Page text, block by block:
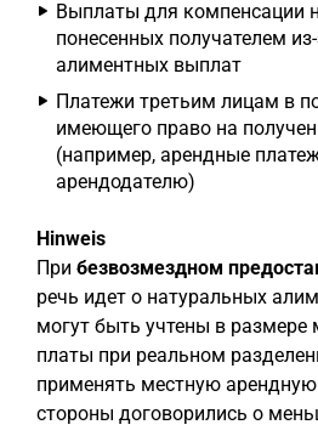
Выплаты для компенсации
понесенных получателем
алиментных выплат
Платежи третьим лицам в
имеющего право на
(например, арендные
арендодателю)
Hinweis
При безвозмездном
речь идет о натуральных
могут быть учтены в размере
платы при реальном
применять местную арендную
стороны договорились о